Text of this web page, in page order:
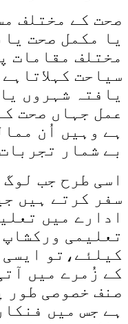
صحت کے مختلف
یا مکمل صحت
مختلف مقامات
سیاحت
یافتہ شہروں
عمل جہاں صحت
ہے وہیں اُن
بے شمار
اسی طرح جب
سفر کرتے ہیں
ادارے میں
تعلیمی
کیلئے،تو
کے زُمرے میں
صنف خصوصی طور
ہے جس میں